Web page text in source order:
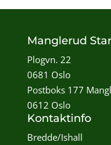
Manglerud
Plogvn. 22
0681 Oslo
Postboks 177
0612 Oslo
Kontaktinfo
Bredde/Ishall